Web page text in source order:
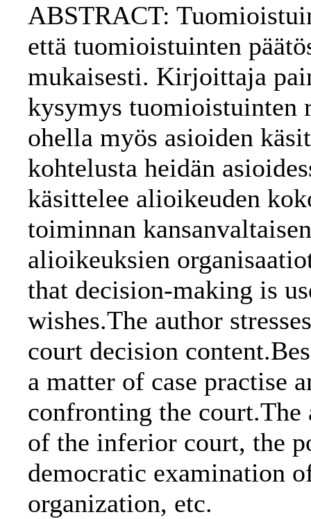
ABSTRACT:
että tuomioistuinten
mukaisesti. Kirjoittaja
kysymys tuomioistuinten
ohella myös asioiden
kohtelusta heidän
käsittelee alioikeuden
toiminnan
alioikeuksien
that decision-making is
wishes.The author
court decision
a matter of case practise
confronting the
of the inferior court, the
democratic examination
organization, etc.